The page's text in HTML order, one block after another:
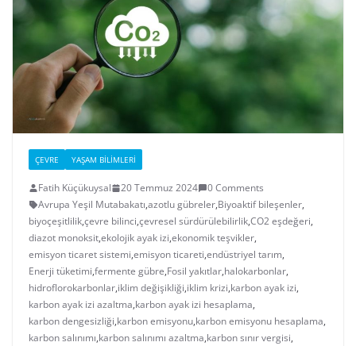
ÇEVRE YAŞAM BILIMLERI
Fatih Küçükuysal 20 Temmuz 2024
0 Comments
Avrupa Yeşil Mutabakatı,azotlu gübreler,Biyoaktif bileşenler,
biyoçeşitlilik,çevre bilinci,çevresel sürdürülebilirlik,CO2 eşdeğeri,
diazot monoksit,ekolojik ayak izi,ekonomik teşvikler,
emisyon ticaret sistemi,emisyon ticareti,endüstriyel tarım,
Enerji tüketimi,fermente gübre,Fosil yakıtlar,halokarbonlar,
hidroflorokarbonlar,iklim değişikliği,iklim krizi,karbon ayak izi,
karbon ayak izi azaltma,karbon ayak izi hesaplama,
karbon dengesizliği,karbon emisyonu,karbon emisyonu hesaplama,
karbon salınımı,karbon salınımı azaltma,karbon sınır vergisi,